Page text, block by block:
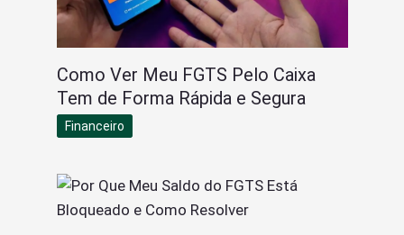
Como Ver Meu FGTS Pelo Caixa
Tem de Forma Rápida e Segura
Financeiro